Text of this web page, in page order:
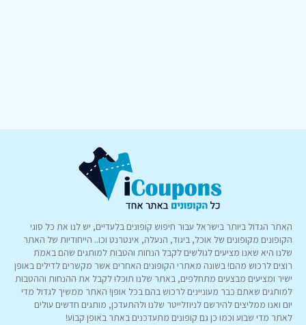
האתר הגדול ביותר בישראל עבור חיפוש קופונים בלעדיים, יש לנו את כל סוגי
הקופונים מקופונים של אוכל, ביגוד, הנעלה, אינטרנט וכו.. הייחודיות של האתר
שלנו היא שאנו מציעים לגולשים לקבל הנחות והטבות למותגים שהם באמת
רוצים לרכוש מהם! בשונה מאתרי הקופונים האחרים אשר מקשרים לדילים באופן
ישיר ומציעים מבצעים מתחלפים, באתר שלנו תוכלו לקבל את ההנחות וההטבות
למותגים שאתם כבר מעוניינים לרכוש בהם בכל אופן! האתר ממשיך לגדול מדי
יום ואנו ממליצים להירשם לניוזלייטר שלנו ולהתעדכן, מותגים חדשים עולים
לאתר מדי שבוע וכמו כן גם קופונים מתעדכנים באתר באופן קבוע!